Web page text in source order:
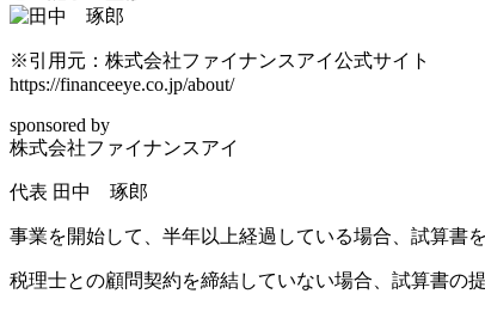
※引用元：株式会社ファイナンスアイ公式サイト
https://financeeye.co.jp/about/
sponsored by
株式会社ファイナンスアイ
代表 田中 琢郎
事業を開始して、半年以上経過している場合、試算書
税理士との顧問契約を締結していない場合、試算書の